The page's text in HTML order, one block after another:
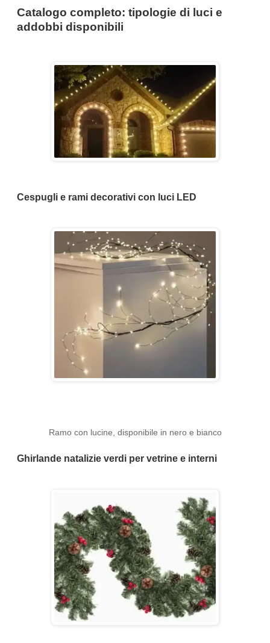
Catalogo completo: tipologie di luci e
addobbi disponibili
Cespugli e rami decorativi con luci LED
Ramo con lucine, disponibile in nero e bianco
Ghirlande natalizie verdi per vetrine e interni